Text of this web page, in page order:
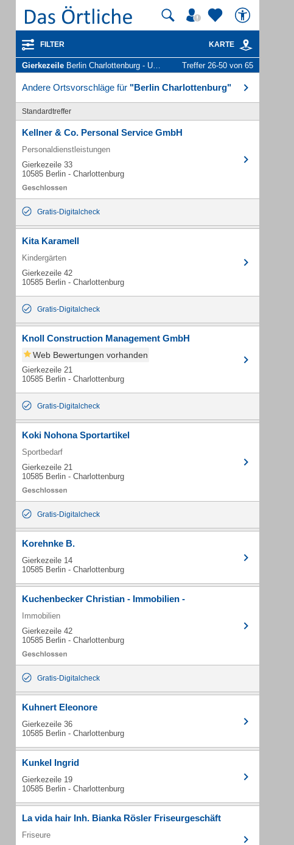
FILTER KARTE
Gierkezeile Berlin Charlottenburg - Unternehmen und Personen Treffer 26-50 von 65
Andere Ortsvorschläge für "Berlin Charlottenburg"
Standardtreffer
Kellner & Co. Personal Service GmbH
Personaldienstleistungen
Gierkezeile 33
10585 Berlin - Charlottenburg
Gratis-Digitalcheck
Kita Karamell
Kindergärten
Gierkezeile 42
10585 Berlin - Charlottenburg
Gratis-Digitalcheck
Knoll Construction Management GmbH
Web Bewertungen vorhanden
Gierkezeile 21
10585 Berlin - Charlottenburg
Gratis-Digitalcheck
Koki Nohona Sportartikel
Sportbedarf
Gierkezeile 21
10585 Berlin - Charlottenburg
Gratis-Digitalcheck
Korehnke B.
Gierkezeile 14
10585 Berlin - Charlottenburg
Kuchenbecker Christian - Immobilien -
Immobilien
Gierkezeile 42
10585 Berlin - Charlottenburg
Gratis-Digitalcheck
Kuhnert Eleonore
Gierkezeile 36
10585 Berlin - Charlottenburg
Kunkel Ingrid
Gierkezeile 19
10585 Berlin - Charlottenburg
La vida hair Inh. Bianka Rösler Friseurgeschäft
Friseure